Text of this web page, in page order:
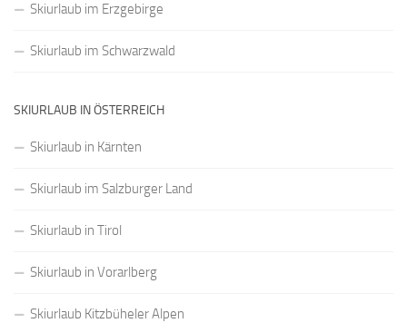
Skiurlaub im Erzgebirge
Skiurlaub im Schwarzwald
SKIURLAUB IN ÖSTERREICH
Skiurlaub in Kärnten
Skiurlaub im Salzburger Land
Skiurlaub in Tirol
Skiurlaub in Vorarlberg
Skiurlaub Kitzbüheler Alpen